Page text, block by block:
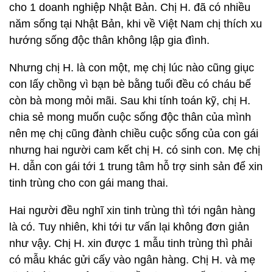
cho 1 doanh nghiệp Nhật Bản. Chị H. đã có nhiều
năm sống tại Nhật Bản, khi về Việt Nam chị thích xu
hướng sống độc thân không lập gia đình.
Nhưng chị H. là con một, mẹ chị lúc nào cũng giục
con lấy chồng vì bạn bè bằng tuổi đều có cháu bế
còn bà mong mỏi mãi. Sau khi tính toán kỹ, chị H.
chia sẻ mong muốn cuộc sống độc thân của mình
nên mẹ chị cũng đành chiều cuộc sống của con gái
nhưng hai người cam kết chị H. có sinh con. Mẹ chị
H. dẫn con gái tới 1 trung tâm hỗ trợ sinh sản để xin
tinh trùng cho con gái mang thai.
Hai người đều nghĩ xin tinh trùng thì tới ngân hàng
là có. Tuy nhiên, khi tới tư vấn lại không đơn giản
như vậy. Chị H. xin được 1 mẫu tinh trùng thì phải
có mẫu khác gửi cấy vào ngân hàng. Chị H. và mẹ